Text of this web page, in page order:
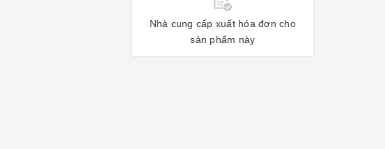
Nhà cung cấp xuất hóa đơn cho
sản phẩm này